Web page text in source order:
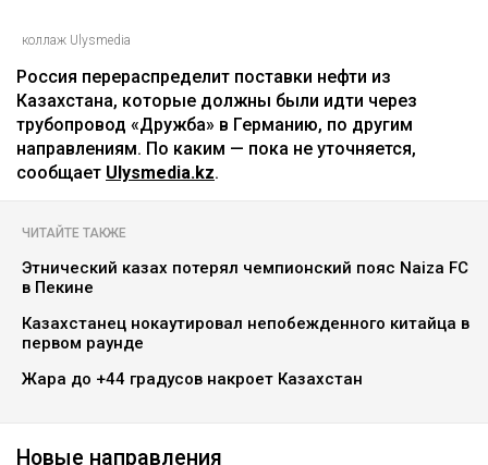
коллаж Ulysmedia
Россия перераспределит поставки нефти из
Казахстана, которые должны были идти через
трубопровод «Дружба» в Германию, по другим
направлениям. По каким — пока не уточняется,
сообщает Ulysmedia.kz.
ЧИТАЙТЕ ТАКЖЕ
Этнический казах потерял чемпионский пояс Naiza FC
в Пекине
Казахстанец нокаутировал непобежденного китайца в
первом раунде
Жара до +44 градусов накроет Казахстан
Новые направления